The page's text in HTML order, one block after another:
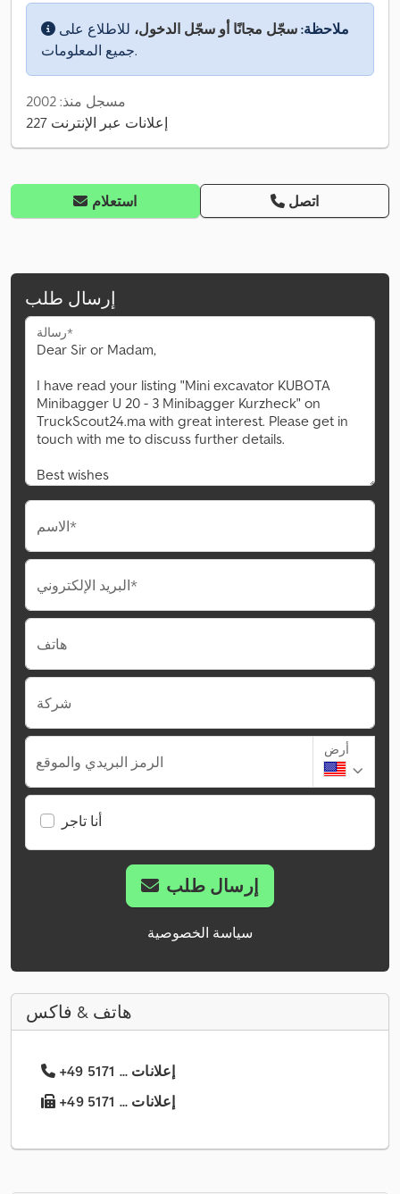
ملاحظة: سجّل مجانًا أو سجّل الدخول، للاطلاع على
جميع المعلومات.
مسجل منذ: 2002
227 إعلانات عبر الإنترنت
استعلام اتصل
إرسال طلب
رسالة*
الاسم*
البريد الإلكتروني*
هاتف
شركة
الرمز البريدي والموقع
أرض
أنا تاجر
إرسال طلب
سياسة الخصوصية
هاتف & فاكس
+49 5171 ... إعلانات
+49 5171 ... إعلانات